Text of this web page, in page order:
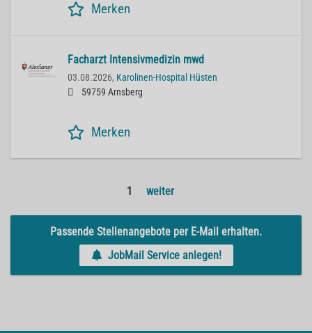
Merken
Facharzt Intensivmedizin mwd
03.08.2026, Karolinen-Hospital Hüsten
59759 Arnsberg
Merken
1 weiter
Passende Stellenangebote per E-Mail erhalten.
JobMail Service anlegen!